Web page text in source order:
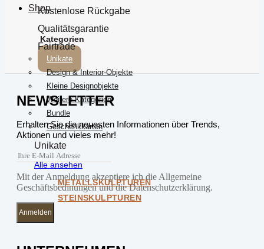
Shop
Kategorien
Unikate
Design & Interior-Objekte
Kleine Designobjekte
Weitere Kategorien
Bundle
Geschenkkarten
Unikate
Alle ansehen
METALLSKULPTUREN
STEINSKULPTUREN
Kostenlose Rückgabe
Qualitätsgarantie
Fairtrade
NEWSLETTER
Erhalten Sie die neuesten Informationen über Trends,
Aktionen und vieles mehr!
Mit der Anmeldung akzeptiere ich die Allgemeine
Geschäftsbedinungen und die Datenschutzerklärung.
Anmelden